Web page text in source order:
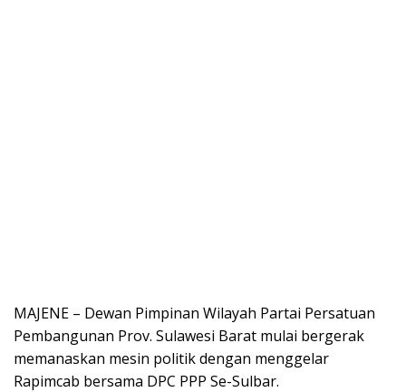
MAJENE – Dewan Pimpinan Wilayah Partai Persatuan
Pembangunan Prov. Sulawesi Barat mulai bergerak
memanaskan mesin politik dengan menggelar
Rapimcab bersama DPC PPP Se-Sulbar.